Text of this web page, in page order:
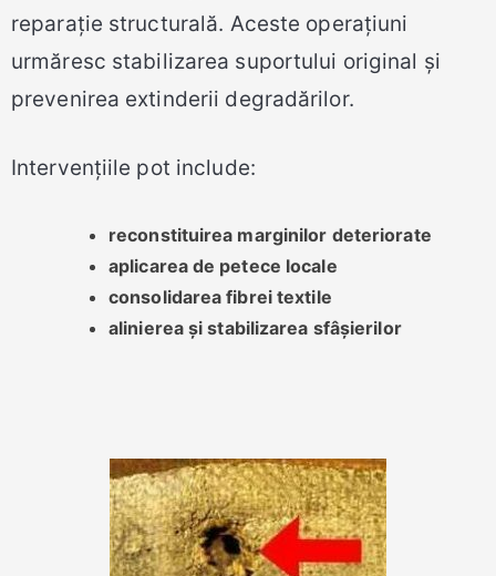
reparație structurală. Aceste operațiuni
urmăresc stabilizarea suportului original și
prevenirea extinderii degradărilor.
Intervențiile pot include:
reconstituirea marginilor deteriorate
aplicarea de petece locale
consolidarea fibrei textile
alinierea și stabilizarea sfâșierilor